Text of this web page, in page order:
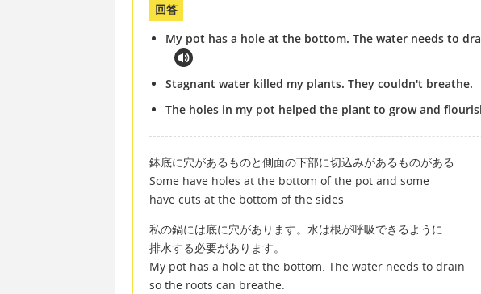
回答
My pot has a hole at the bottom. The water needs to
Stagnant water killed my plants. They couldn't breathe.
The holes in my pot helped the plant to grow and
鉢底に穴があるものと側面の下部に切込みがあるものがある
Some have holes at the bottom of the pot and some
have cuts at the bottom of the sides
私の鍋には底に穴があります。水は根が呼吸できるように
排水する必要があります。
My pot has a hole at the bottom. The water needs to drain
so the roots can breathe.